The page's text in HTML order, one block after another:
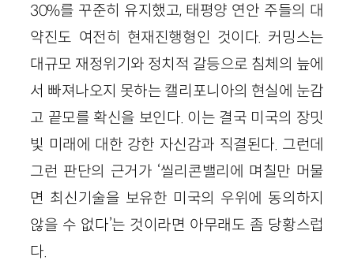
30%를 꾸준히 유지했고, 태평양 연안 주들의 대
약진도 여전히 현재진행형인 것이다. 커밍스는
대규모 재정위기와 정치적 갈등으로 침체의 늪에
서 빠져나오지 못하는 캘리포니아의 현실에 눈감
고 끝모를 확신을 보인다. 이는 결국 미국의 장밋
빛 미래에 대한 강한 자신감과 직결된다. 그런데
그런 판단의 근거가 ‘씰리콘밸리에 며칠만 머물
면 최신기술을 보유한 미국의 우위에 동의하지
않을 수 없다’는 것이라면 아무래도 좀 당황스럽
다.